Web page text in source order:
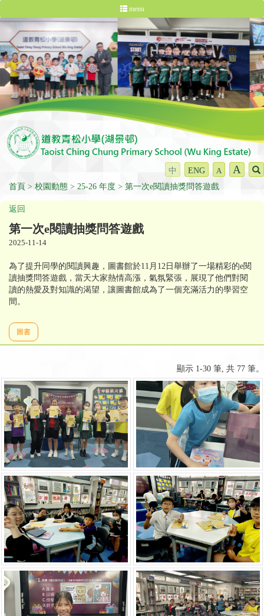
menu
中 ENG A A
首頁 校園動態 25-26 年度 第一次e閱讀抽獎問答遊戲
返回
第一次e閱讀抽獎問答遊戲
2025-11-14
為了提升同學的閱讀興趣，圖書館於11月12日舉辦了一場精彩的e閱
讀抽獎問答遊戲，當天大家熱情高漲，氣氛緊張，展現了他們對閱
讀的熱愛及對知識的渴望，讓圖書館成為了一個充滿活力的學習空
間。
圖書
顯示 1-30 筆, 共 77 筆。